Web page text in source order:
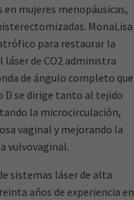
mujeres menopáusicas,
MonaLisa
para restaurar la
láser de CO2 administra
de ángulo completo que
D se dirige tanto al tejido
la microcirculación,
vaginal y mejorando la
vulvovaginal.
sistemas láser de alta
años de experiencia en